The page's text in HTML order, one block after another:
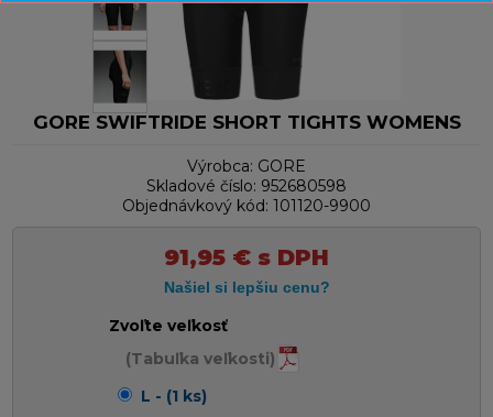
GORE SWIFTRIDE SHORT TIGHTS WOMENS
Výrobca: GORE
Skladové číslo: 952680598
Objednávkový kód: 101120-9900
91,95 € s DPH
Zvoľte veľkosť
(Tabuľka veľkosti)
L - (1 ks)